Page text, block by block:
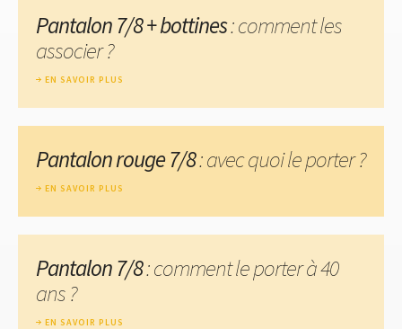
Pantalon 7/8 + bottines: comment les
associer ?
EN SAVOIR PLUS
Pantalon rouge 7/8: avec quoi le porter ?
EN SAVOIR PLUS
Pantalon 7/8: comment le porter à 40
ans ?
EN SAVOIR PLUS